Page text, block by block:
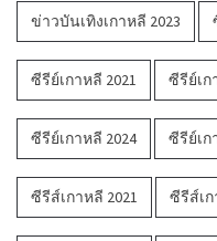
ข่าวบันเทิงเกาหลี 2023
ซีรีย์เกาหลี 2021 ซีรีย์เก
ซีรีย์เกาหลี 2024 ซีรีย์เก
ซีรีส์เกาหลี 2021 ซีรีส์เก